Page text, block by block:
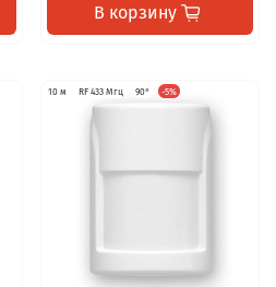
В корзину
10 м RF 433 Мгц 90° -5%